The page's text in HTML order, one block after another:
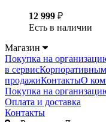
12 999 ₽
Есть в наличии
Магазин
Покупка на
в сервис
продажиКонтактыО
Покупка на
Оплата и доставка
Контакты